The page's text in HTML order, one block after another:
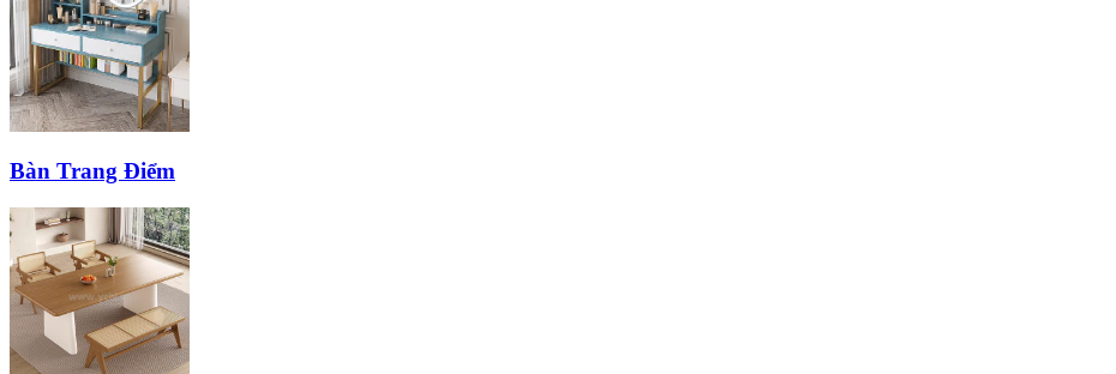
Bàn Trang Điểm